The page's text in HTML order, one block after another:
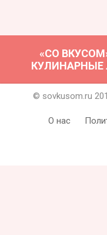
«СО
КУЛИНАРНЫЕ
© sovkusom.ru
О нас